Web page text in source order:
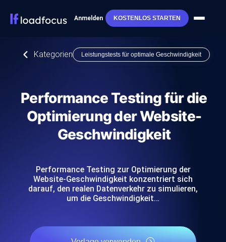
Anmelden KOSTENLOS STARTEN
Kategorien Leistungstests für optimale Geschwindigkeit
Performance Testing für die
Optimierung der Website-
Geschwindigkeit
Performance Testing zur Optimierung der
Website-Geschwindigkeit konzentriert sich
darauf, den realen Datenverkehr zu simulieren,
um die Geschwindigkeit…